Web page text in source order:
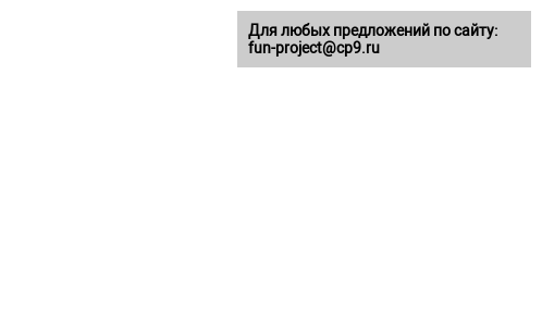
Для любых предложений по сайту:
fun-project@cp9.ru